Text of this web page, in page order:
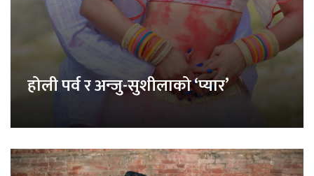
होली पर्व र अन्जु-सुशीलाको ‘प्यार’